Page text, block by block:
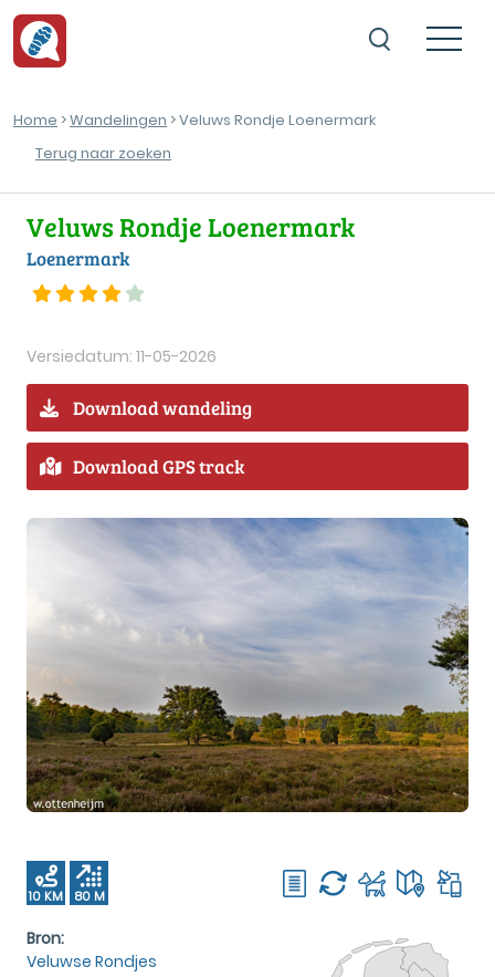
Home >Wandelingen > Veluws Rondje Loenermark
Terug naar zoeken
Veluws Rondje Loenermark
Loenermark
Versiedatum: 11-05-2026
Download wandeling
Download GPS track
10 KM 80 M
Bron:
Veluwse Rondjes